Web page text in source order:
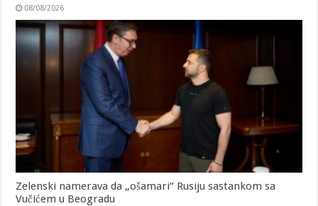
08/08/2026
Zelenski namerava da „ošamari“ Rusiju sastankom sa
Vučićem u Beogradu